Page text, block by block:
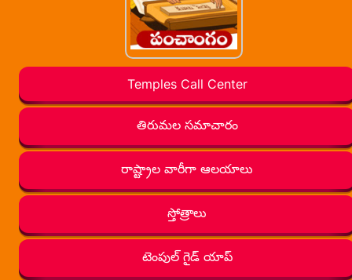
Temples Call Center
తిరుమల సమాచారం
రాష్ట్రాల వారీగా ఆలయాలు
స్తోత్రాలు
టెంపుల్ గైడ్ యాప్